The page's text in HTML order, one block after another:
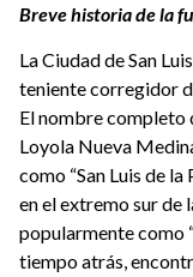
Breve historia de la
La Ciudad de San
teniente corregidor
El nombre completo
Loyola Nueva
como “San Luis de
en el extremo sur de
popularmente como
tiempo atrás,